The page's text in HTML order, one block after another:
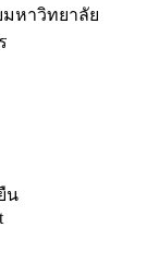
หาวิทยาลัย
น